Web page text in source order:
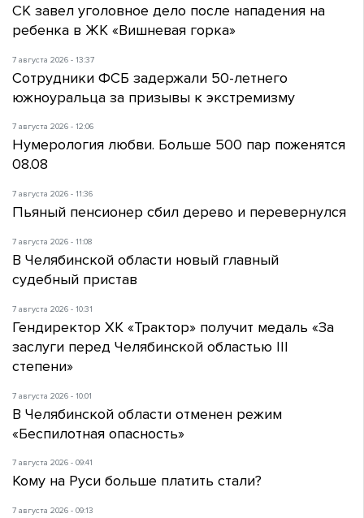
СК завел уголовное дело после нападения на
ребенка в ЖК «Вишневая горка»
7 августа 2026 - 13:37
Сотрудники ФСБ задержали 50-летнего
южноуральца за призывы к экстремизму
7 августа 2026 - 12:06
Нумерология любви. Больше 500 пар поженятся
08.08
7 августа 2026 - 11:36
Пьяный пенсионер сбил дерево и перевернулся
7 августа 2026 - 11:08
В Челябинской области новый главный
судебный пристав
7 августа 2026 - 10:31
Гендиректор ХК «Трактор» получит медаль «За
заслуги перед Челябинской областью III
степени»
7 августа 2026 - 10:01
В Челябинской области отменен режим
«Беспилотная опасность»
7 августа 2026 - 09:41
Кому на Руси больше платить стали?
7 августа 2026 - 09:13